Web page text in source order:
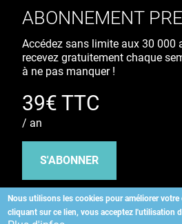
Nous utilisons les cookies pour améliorer
cliquant sur ce lien, vous acceptez l'utilisation
ABONNEMENT
Accédez sans limite aux 30 000
recevez gratuitement chaque
à ne pas manquer !
39€ TTC
/ an
S'ABONNER
Copyright©2026